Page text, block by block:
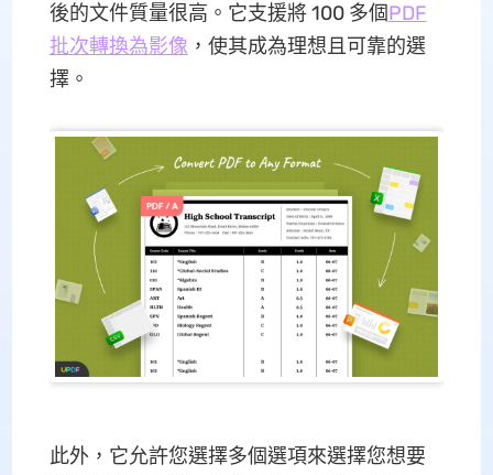
後的文件質量很高。它支援將 100 多個PDF
批次轉換為影像 ，使其成為理想且可靠的選
擇。
此外，它允許您選擇多個選項來選擇您想要